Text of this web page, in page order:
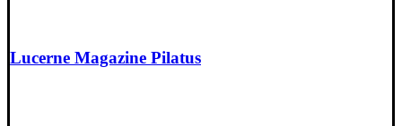
Lucerne Magazine Pilatus